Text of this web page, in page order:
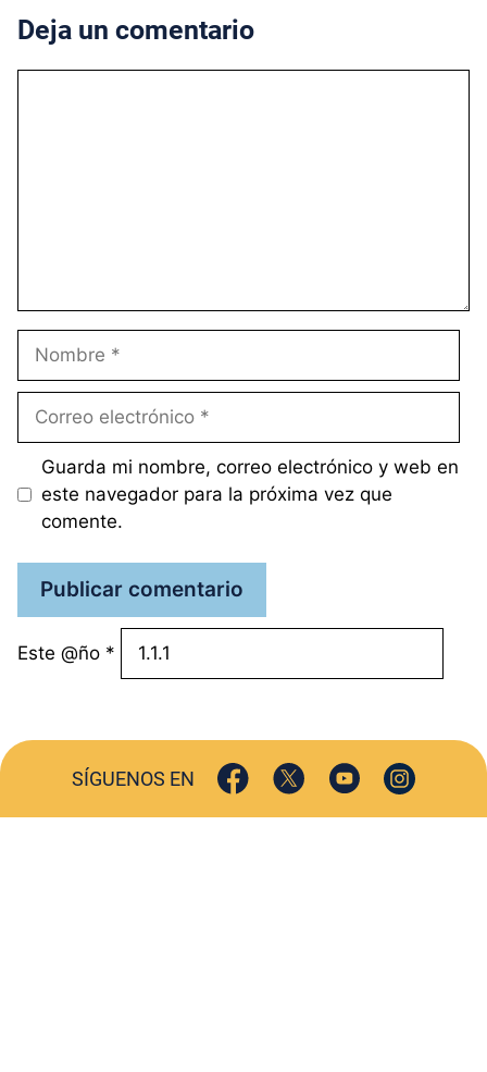
Deja un comentario
electrónico
Guarda mi nombre, correo electrónico y web en
este navegador para la próxima vez que
comente.
Este @ño *
SÍGUENOS EN